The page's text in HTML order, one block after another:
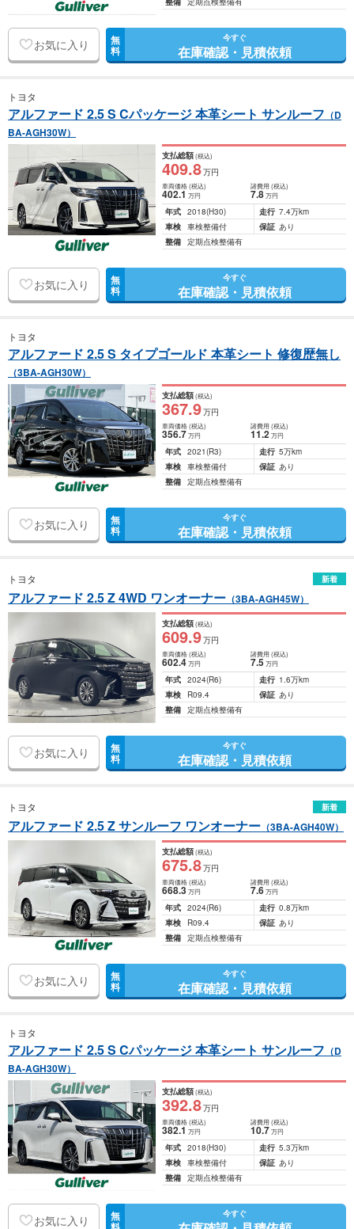
お気に入り 無
料
今すぐ
在庫確認・見積依頼
トヨタ
アルファード 2.5 S Cパッケージ 本革シート サンルーフ （D
BA-AGH30W）
支払総額(税込)
409.8万円
車両価格(税込)
402.1万円
諸費用 (税込)
7.8 万円
年式 2018(H30) 走行 7.4万km
車検 車検整備付 保証 あり
整備 定期点検整備有
お気に入り 無
料
今すぐ
在庫確認・見積依頼
トヨタ
アルファード 2.5 S タイプゴールド 本革シート 修復歴無し
（3BA-AGH30W）
支払総額(税込)
367.9万円
車両価格(税込)
356.7万円
諸費用 (税込)
11.2 万円
年式 2021(R3) 走行 5万km
車検 車検整備付 保証 あり
整備 定期点検整備有
お気に入り 無
料
今すぐ
在庫確認・見積依頼
トヨタ 新着
アルファード 2.5 Z 4WD ワンオーナー （3BA-AGH45W）
支払総額(税込)
609.9万円
車両価格(税込)
602.4万円
諸費用 (税込)
7.5 万円
年式 2024(R6) 走行 1.6万km
車検
R09.4 保証 あり
整備 定期点検整備有
お気に入り 無
料
今すぐ
在庫確認・見積依頼
トヨタ 新着
アルファード 2.5 Z サンルーフ ワンオーナー （3BA-AGH40W）
支払総額(税込)
675.8万円
車両価格(税込)
668.3万円
諸費用 (税込)
7.6 万円
年式 2024(R6) 走行 0.8万km
車検
R09.4 保証 あり
整備 定期点検整備有
お気に入り 無
料
今すぐ
在庫確認・見積依頼
トヨタ
アルファード 2.5 S Cパッケージ 本革シート サンルーフ （D
BA-AGH30W）
支払総額(税込)
392.8万円
車両価格(税込)
382.1万円
諸費用 (税込)
10.7 万円
年式 2018(H30) 走行 5.3万km
車検 車検整備付 保証 あり
整備 定期点検整備有
お気に入り 無 今すぐ